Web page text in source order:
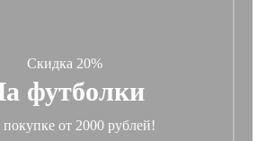
Скидка 20%
футболки
от 2000 рублей!